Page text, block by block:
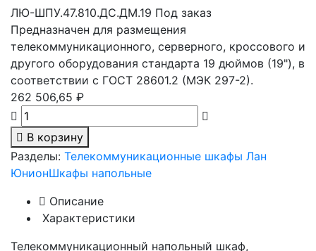
ЛЮ-ШПУ.47.810.ДС.ДМ.19 Под заказ
Предназначен для размещения
телекоммуникационного, серверного, кроссового и
другого оборудования стандарта 19 дюймов (19"), в
соответствии с ГОСТ 28601.2 (МЭК 297-2).
262 506,65 ₽
В корзину
Разделы: Телекоммуникационные шкафы Лан
ЮнионШкафы напольные
Описание
Характеристики
Телекоммуникационный напольный шкаф,